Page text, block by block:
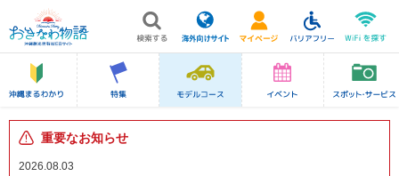
重要なお知らせ
2026.08.03